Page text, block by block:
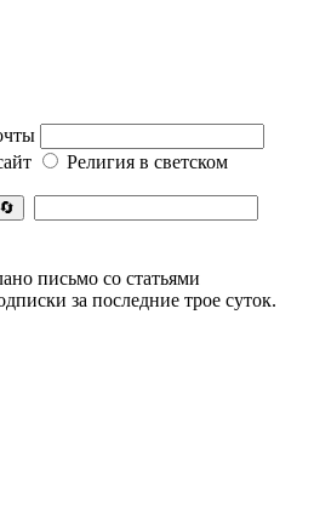
Религия в светском
🔄
письмо со статьями
за последние трое суток.